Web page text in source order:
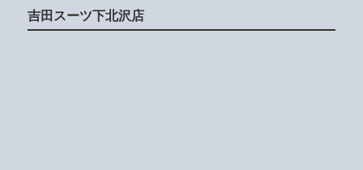
吉田スーツ下北沢店